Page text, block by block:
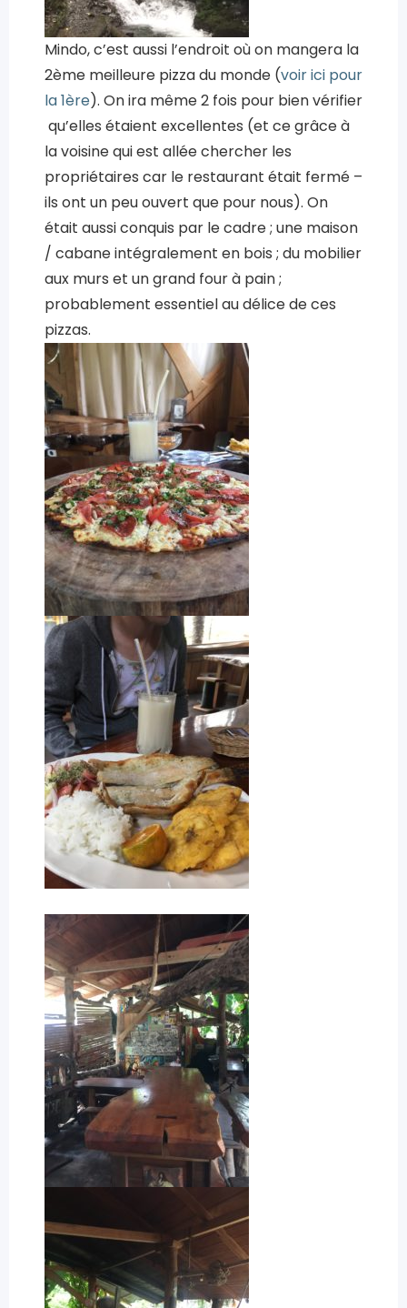
Mindo, c’est aussi l’endroit où on mangera la
2ème meilleure pizza du monde (voir ici pour
la 1ère). On ira même 2 fois pour bien vérifier
qu’elles étaient excellentes (et ce grâce à
la voisine qui est allée chercher les
propriétaires car le restaurant était fermé –
ils ont un peu ouvert que pour nous). On
était aussi conquis par le cadre ; une maison
/ cabane intégralement en bois ; du mobilier
aux murs et un grand four à pain ;
probablement essentiel au délice de ces
pizzas.